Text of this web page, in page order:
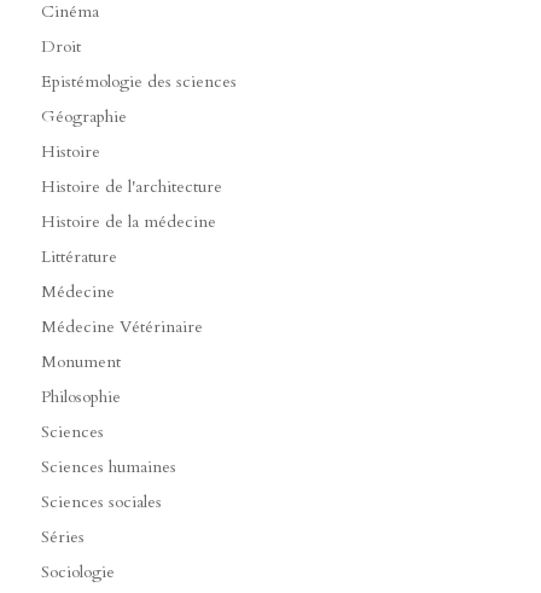
Cinéma
Droit
Epistémologie des sciences
Géographie
Histoire
Histoire de l'architecture
Histoire de la médecine
Littérature
Médecine
Médecine Vétérinaire
Monument
Philosophie
Sciences
Sciences humaines
Sciences sociales
Séries
Sociologie